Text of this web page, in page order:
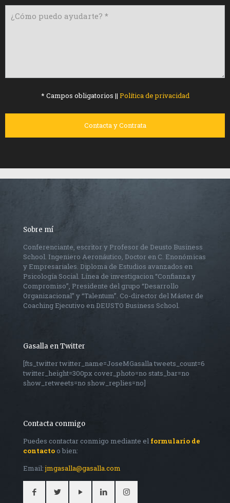
* Campos obligatorios || Política de privacidad
Sobre mí
Conferenciante, escritor y Profesor de Deusto Business
School. Ingeniero Aeronáutico, Doctor en C. Enonómicas
y Empresariales. Diploma de Estudios avanzados en
Psicología Social. Línea de investigacion “Confianza y
Compromiso”, Presidente del grupo “Desarrollo
Organizacional” y “Talentum”. Co-director del Máster de
Coaching Ejecutivo en DEUSTO Business School.
Gasalla en Twitter
[fts_twitter twitter_name=JoseMGasalla tweets_count=6
twitter_height=300px cover_photo=no stats_bar=no
show_retweets=no show_replies=no]
Contacta conmigo
Puedes contactar conmigo mediante el formulario de
contacto o bien:
Email:jmgasalla@gasalla.com